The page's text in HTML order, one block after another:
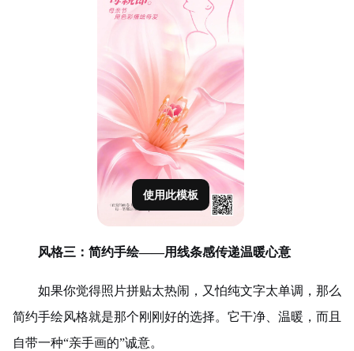
使用此模板
风格三：简约手绘——用线条感传递温暖心意
如果你觉得照片拼贴太热闹，又怕纯文字太单调，那么
简约手绘风格就是那个刚刚好的选择。它干净、温暖，而且
自带一种“亲手画的”诚意。